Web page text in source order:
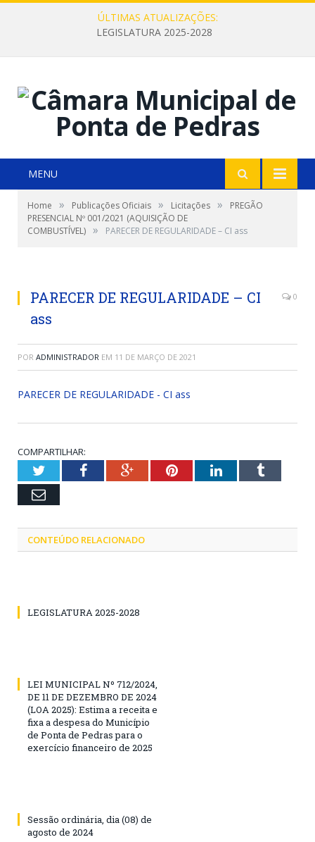
ÚLTIMAS ATUALIZAÇÕES:
LEGISLATURA 2025-2028
MENU
Home » Publicações Oficiais » Licitações »
PREGÃO
PRESENCIAL Nº 001/2021 (AQUISIÇÃO DE
COMBUSTÍVEL) » PARECER DE REGULARIDADE – CI ass
PARECER DE REGULARIDADE – CI
ass
0
POR ADMINISTRADOR EM 11 DE MARÇO DE 2021
PARECER DE REGULARIDADE - CI ass
COMPARTILHAR:
TwitterFacebookGoogle+PinterestLinkedInTumblr
Email
CONTEÚDO RELACIONADO
LEGISLATURA 2025-2028
LEI MUNICIPAL Nº 712/2024,
DE 11 DE DEZEMBRO DE 2024
(LOA 2025): Estima a receita e
fixa a despesa do Município
de Ponta de Pedras para o
exercício financeiro de 2025
Sessão ordinária, dia (08) de
agosto de 2024